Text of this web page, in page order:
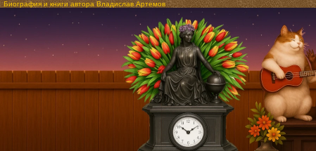
Биография и книги автора Владислав Артемов